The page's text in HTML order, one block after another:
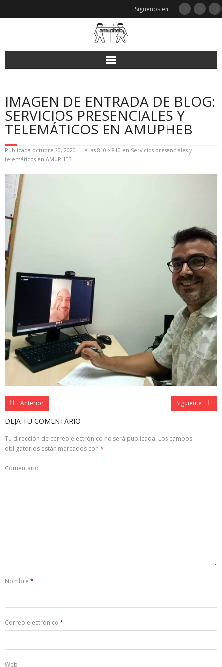
Siguenos en:
IMAGEN DE ENTRADA DE BLOG:
SERVICIOS PRESENCIALES Y
TELEMÁTICOS EN AMUPHEB
Publicada octubre 20, 2020 a las 810 × 810 en Servicios presenciales y
telemáticos en AMUPHEB
Anterior Siguiente
DEJA TU COMENTARIO
Tu dirección de correo electrónico no será publicada. Los campos
obligatorios están marcados con *
Comentario
Nombre *
Correo electrónico *
Web